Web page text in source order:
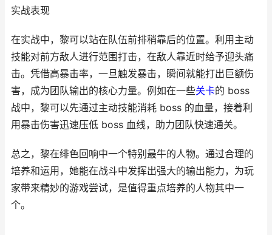
实战表现
在实战中，黎可以站在队伍前排稍靠后的位置。利用主动
技能对前方敌人进行范围打击，在敌人靠近时给予迎头痛
击。凭借高暴击率，一旦触发暴击，瞬间就能打出巨额伤
害，成为团队输出的核心力量。例如在一些关卡的 boss
战中，黎可以先通过主动技能消耗 boss 的血量，接着利
用暴击伤害迅速压低 boss 血线，助力团队快速通关。
总之，黎在绯色回响中一个特别最牛的人物。通过合理的
培养和运用，她能在战斗中发挥出强大的输出能力，为玩
家带来精妙的游戏尝试，是值得重点培养的人物其中一
个。